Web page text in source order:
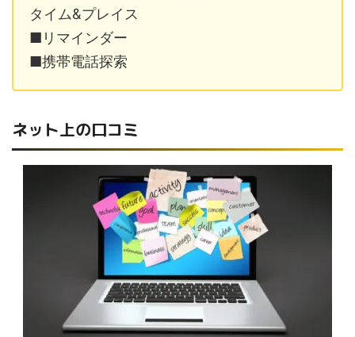
タイム&プレイス
■リマインダー
■携帯電話探索
ネット上の口コミ